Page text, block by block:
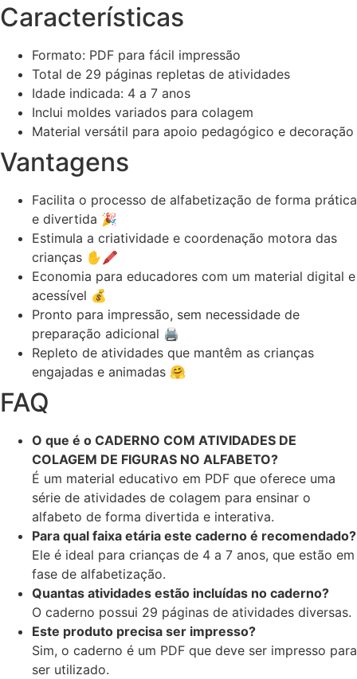
Características
Formato: PDF para fácil impressão
Total de 29 páginas repletas de atividades
Idade indicada: 4 a 7 anos
Inclui moldes variados para colagem
Material versátil para apoio pedagógico e decoração
Vantagens
Facilita o processo de alfabetização de forma prática
e divertida 🎉
Estimula a criatividade e coordenação motora das
crianças ✋🖍️
Economia para educadores com um material digital e
acessível 💰
Pronto para impressão, sem necessidade de
preparação adicional 🖨️
Repleto de atividades que mantêm as crianças
engajadas e animadas 🤗
FAQ
O que é o CADERNO COM ATIVIDADES DE
COLAGEM DE FIGURAS NO ALFABETO?
É um material educativo em PDF que oferece uma
série de atividades de colagem para ensinar o
alfabeto de forma divertida e interativa.
Para qual faixa etária este caderno é recomendado?
Ele é ideal para crianças de 4 a 7 anos, que estão em
fase de alfabetização.
Quantas atividades estão incluídas no caderno?
O caderno possui 29 páginas de atividades diversas.
Este produto precisa ser impresso?
Sim, o caderno é um PDF que deve ser impresso para
ser utilizado.